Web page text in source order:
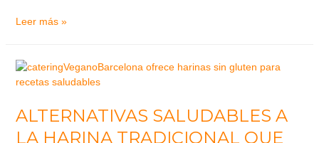
Leer más »
ALTERNATIVAS SALUDABLES A
LA HARINA TRADICIONAL QUE